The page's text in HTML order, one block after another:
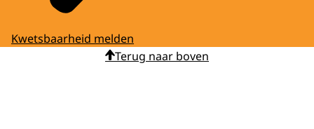
Kwetsbaarheid melden
Terug naar boven